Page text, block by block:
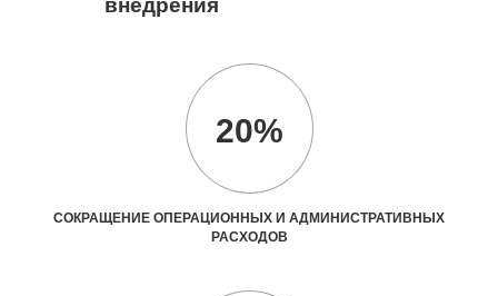
20%
СОКРАЩЕНИЕ ОПЕРАЦИОННЫХ И АДМИНИСТРАТИВНЫХ
РАСХОДОВ